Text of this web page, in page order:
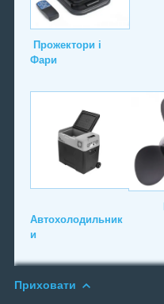
Прожектори і
Фари
Автохолодильник
и
Приховати